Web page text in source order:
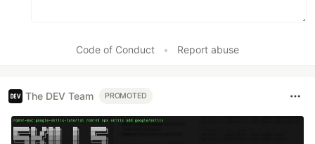
Code of Conduct • Report abuse
The DEV Team PROMOTED